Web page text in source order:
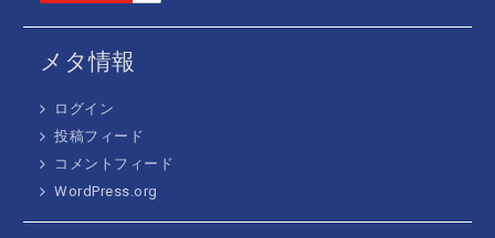
メタ情報
ログイン
投稿フィード
コメントフィード
WordPress.org